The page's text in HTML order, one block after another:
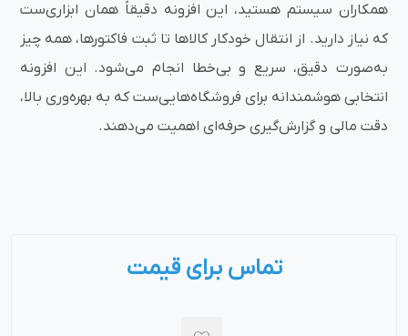
همکاران سیستم هستید، این افزونه دقیقاً همان ابزاری‌ست
که نیاز دارید. از انتقال خودکار کالاها تا ثبت فاکتورها، همه چیز
به‌صورت دقیق، سریع و بی‌خطا انجام می‌شود. این افزونه
انتخابی هوشمندانه برای فروشگاه‌هایی‌ست که به بهره‌وری بالا،
دقت مالی و گزارش‌گیری حرفه‌ای اهمیت می‌دهند.
تماس برای قیمت